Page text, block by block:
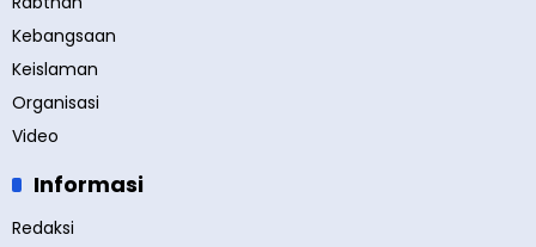
Kebangsaan
Keislaman
Organisasi
Video
Informasi
Redaksi